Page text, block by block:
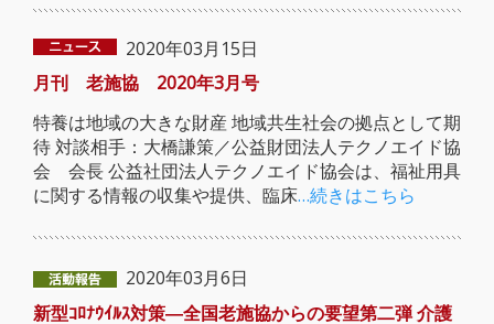
2020年03月15日
月刊 老施協 2020年3月号
特養は地域の大きな財産 地域共生社会の拠点として期
待 対談相手：大橋謙策／公益財団法人テクノエイド協
会 会長 公益社団法人テクノエイド協会は、福祉用具
に関する情報の収集や提供、臨床…続きはこちら
2020年03月6日
新型ｺﾛﾅｳｲﾙｽ対策―全国老施協からの要望第二弾 介護